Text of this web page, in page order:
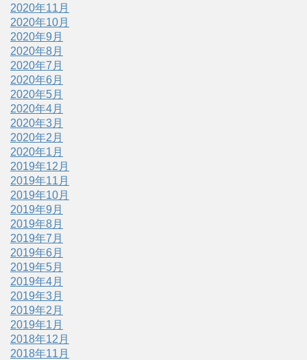
2020年11月
2020年10月
2020年9月
2020年8月
2020年7月
2020年6月
2020年5月
2020年4月
2020年3月
2020年2月
2020年1月
2019年12月
2019年11月
2019年10月
2019年9月
2019年8月
2019年7月
2019年6月
2019年5月
2019年4月
2019年3月
2019年2月
2019年1月
2018年12月
2018年11月